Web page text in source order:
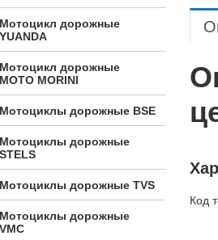
Мотоцикл дорожные
YUANDA
Мотоцикл дорожные
МОТО MORINI
Мотоциклы дорожные BSE
Мотоциклы дорожные
STELS
Мотоциклы дорожные TVS
Мотоциклы дорожные
VMC
Код